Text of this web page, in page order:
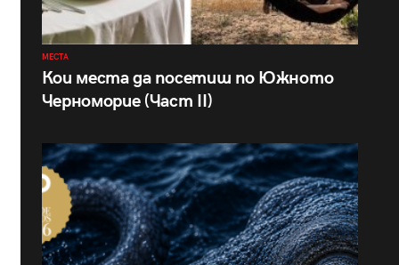
МЕСТА
Кои места да посетиш по Южното
Черноморие (Част II)